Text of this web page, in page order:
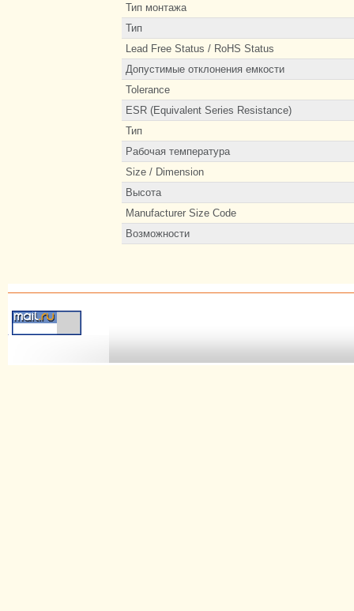
Тип монтажа
Тип
Lead Free Status / RoHS Status
Допустимые отклонения емкости
Tolerance
ESR (Equivalent Series Resistance)
Тип
Рабочая температура
Size / Dimension
Высота
Manufacturer Size Code
Возможности